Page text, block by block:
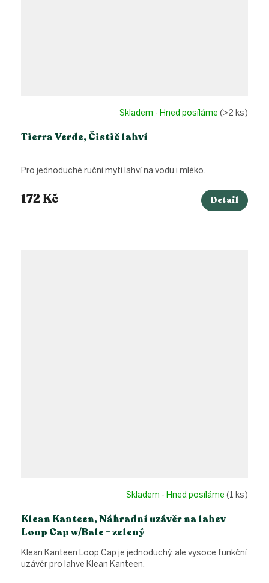
Tierra Verde, Čistič lahví
Skladem - Hned posíláme (>2 ks)
172 Kč Detail
Pro jednoduché ruční mytí lahví na vodu i mléko.
Klean Kanteen, Náhradní uzávěr na lahev
Loop Cap w/Bale - zelený
Skladem - Hned posíláme (1 ks)
Klean Kanteen Loop Cap je jednoduchý, ale vysoce funkční
uzávěr pro lahve Klean Kanteen.